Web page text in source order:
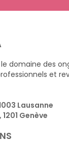
domaine des
et
Lausanne
Genève